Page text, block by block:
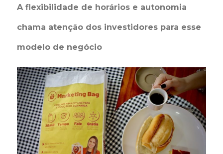
A flexibilidade de horários e autonomia
chama atenção dos investidores para esse
modelo de negócio